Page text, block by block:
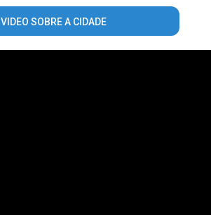
VIDEO SOBRE A CIDADE